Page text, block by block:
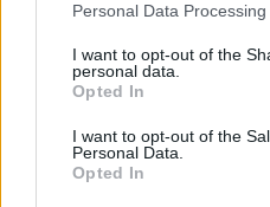
Please note that this website/
not limited to your visit or
grant or deny consent to
use your data for below
consent section.
Personal Data
I want to opt-out of the
personal data.
Opted In
I want to opt-out of the
Personal Data.
Opted In